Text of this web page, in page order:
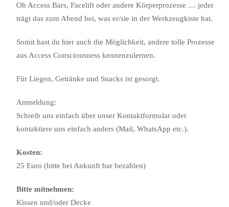
Ob Access Bars, Facelift oder andere Körperprozesse … jeder
trägt das zum Abend bei, was er/sie in der Werkzeugkiste hat.
Somit hast du hier auch die Möglichkeit, andere tolle Prozesse
aus Access Consciousness kennenzulernen.
Für Liegen, Getränke und Snacks ist gesorgt.
Anmeldung:
Schreib uns einfach über unser Kontaktformular oder
kontaktiere uns einfach anders (Mail, WhatsApp etc.).
Kosten:
25 Euro (bitte bei Ankunft bar bezahlen)
Bitte mitnehmen:
Kissen und/oder Decke